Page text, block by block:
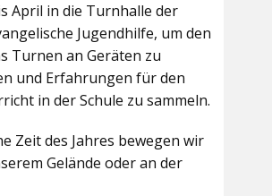
April in die Turnhalle der
Jugendhilfe, um den
Turnen an Geräten zu
und Erfahrungen für den
in der Schule zu sammeln.
Zeit des Jahres bewegen wir
Gelände oder an der